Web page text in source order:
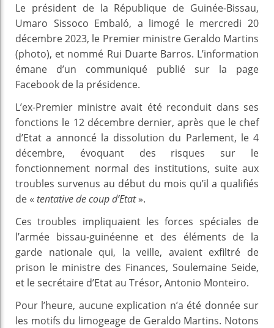
Le président de la République de Guinée-Bissau,
Umaro Sissoco Embaló, a limogé le mercredi 20
décembre 2023, le Premier ministre Geraldo Martins
(photo), et nommé Rui Duarte Barros. L’information
émane d’un communiqué publié sur la page
Facebook de la présidence.
L’ex-Premier ministre avait été reconduit dans ses
fonctions le 12 décembre dernier, après que le chef
d’Etat a annoncé la dissolution du Parlement, le 4
décembre, évoquant des risques sur le
fonctionnement normal des institutions, suite aux
troubles survenus au début du mois qu’il a qualifiés
de « tentative de coup d’Etat».
Ces troubles impliquaient les forces spéciales de
l’armée bissau-guinéenne et des éléments de la
garde nationale qui, la veille, avaient exfiltré de
prison le ministre des Finances, Soulemaine Seide,
et le secrétaire d’Etat au Trésor, Antonio Monteiro.
Pour l’heure, aucune explication n’a été donnée sur
les motifs du limogeage de Geraldo Martins. Notons